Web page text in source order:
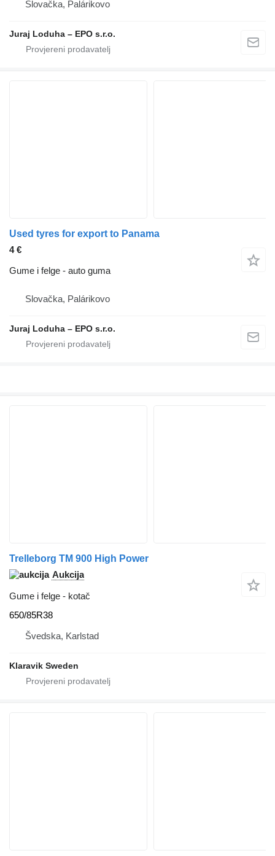
Slovačka, Palárikovo
Juraj Loduha – EPO s.r.o.
Used tyres for export to Panama
4 €
Gume i felge - auto guma
Slovačka, Palárikovo
Juraj Loduha – EPO s.r.o.
Trelleborg TM 900 High Power
Aukcija
Gume i felge - kotač
650/85R38
Švedska, Karlstad
Klaravik Sweden